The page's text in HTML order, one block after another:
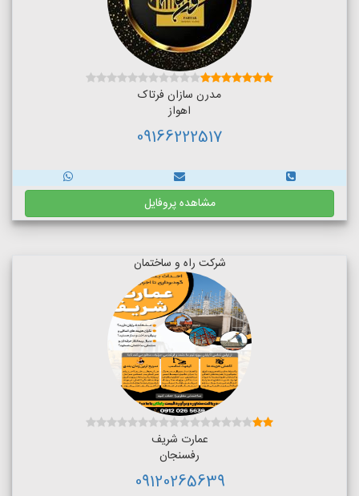
مدرن سازان فرتاک
اهواز
09166222517
مشاهده پروفایل
شرکت راه و ساختمان
عمارت شریف
رفسنجان
09120265639